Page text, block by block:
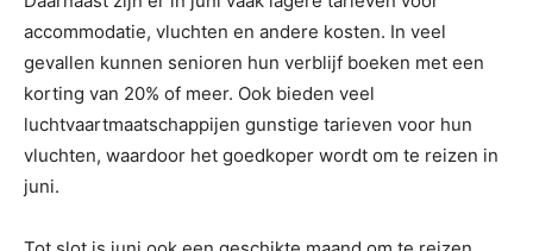
accommodatie, vluchten en andere kosten. In veel
gevallen kunnen senioren hun verblijf boeken met een
korting van 20% of meer. Ook bieden veel
luchtvaartmaatschappijen gunstige tarieven voor hun
vluchten, waardoor het goedkoper wordt om te reizen in
juni.